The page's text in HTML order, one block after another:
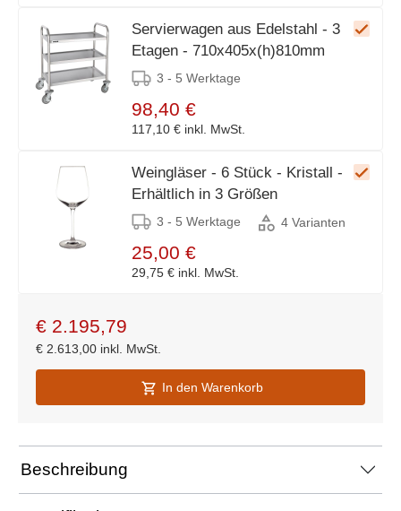
Servierwagen aus Edelstahl - 3
Etagen - 710x405x(h)810mm
3 - 5 Werktage
98,40 €
117,10 € inkl. MwSt.
Weingläser - 6 Stück - Kristall -
Erhältlich in 3 Größen
3 - 5 Werktage 4 Varianten
25,00 €
29,75 € inkl. MwSt.
€ 2.195,79
€ 2.613,00 inkl. MwSt.
In den Warenkorb
Beschreibung